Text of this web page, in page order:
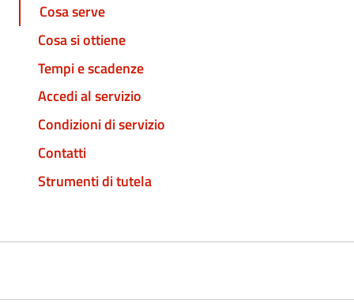
Cosa serve
Cosa si ottiene
Tempi e scadenze
Accedi al servizio
Condizioni di servizio
Contatti
Strumenti di tutela